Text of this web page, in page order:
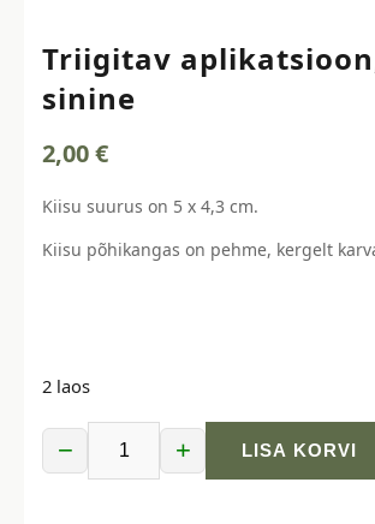
Triigitav
sinine
2,00€
Kiisu suurus on 5 x 4,3 cm.
Kiisu põhikangas on pehme, kergelt
2 laos
−
aplikatsioon,
+ LISA KORVI